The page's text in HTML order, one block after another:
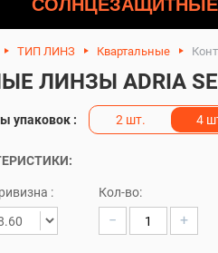
ТИП ЛИНЗ Квартальные
ЛИНЗЫ ADRIA
упаковок : 2 шт. 4
: Кол-во:
− +